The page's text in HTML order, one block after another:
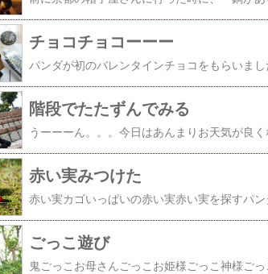
チョコチョコーーー
階段でたたずんでみる
赤い実みつけた
ごっこ遊び